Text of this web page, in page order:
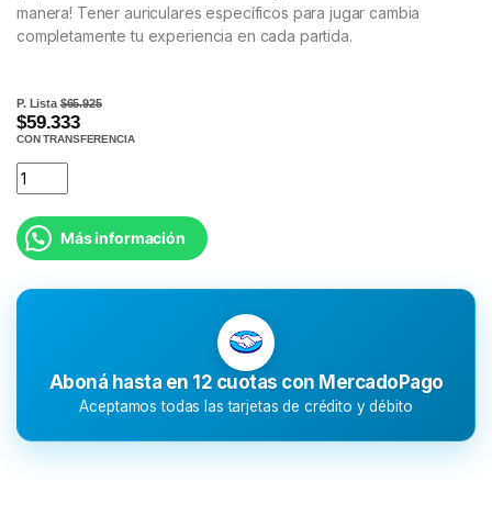
manera! Tener auriculares específicos para jugar cambia
completamente tu experiencia en cada partida.
P. Lista$65.925
$59.333
CON TRANSFERENCIA
Más información
Aboná hasta en 12 cuotas con MercadoPago
Aceptamos todas las tarjetas de crédito y débito